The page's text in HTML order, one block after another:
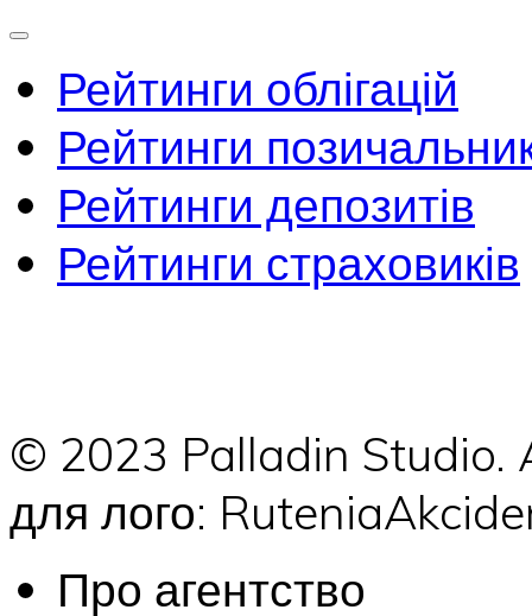
Рейтинги облігацій
Рейтинги
Рейтинги депозитів
Рейтинги страховиків
© 2023 Palladin
для лого:
Про агентство